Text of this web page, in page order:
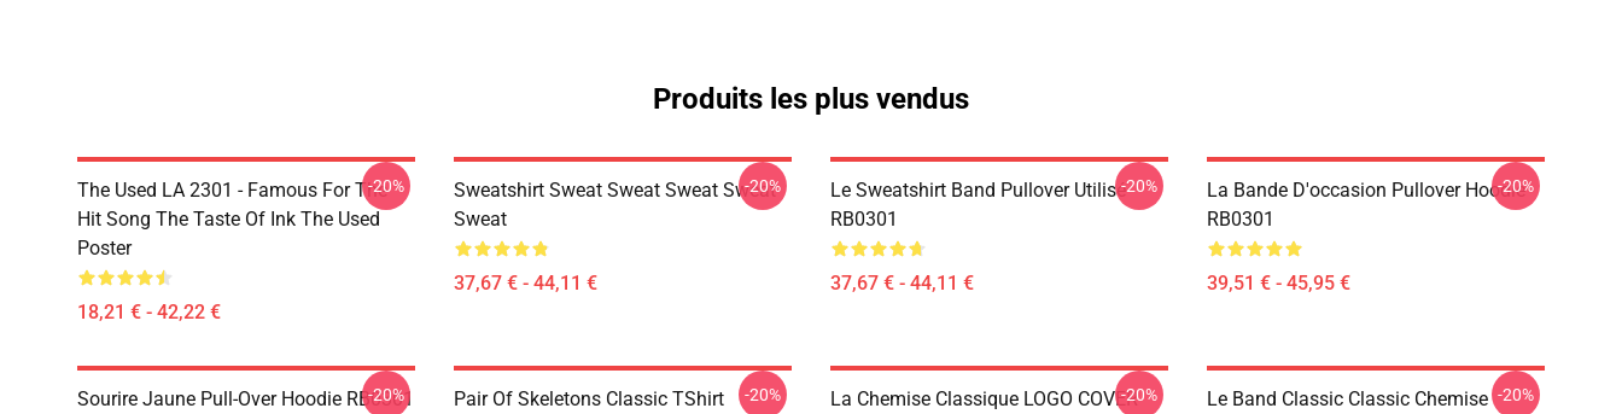
Produits les plus vendus
The Used LA 2301 - Famous For The
Hit Song The Taste Of Ink The Used
Poster
18,21 € - 42,22 €
-20%
Sweatshirt Sweat Sweat Sweat Sweat
Sweat
37,67 € - 44,11 €
-20%
Le Sweatshirt Band Pullover Utilisé
RB0301
37,67 € - 44,11 €
-20%
La Bande D'occasion Pullover Hoodie
RB0301
39,51 € - 45,95 €
-20%
Sourire Jaune Pull-Over Hoodie RB0301
-20%
Pair Of Skeletons Classic TShirt
-20%
La Chemise Classique LOGO COVER-20%
Le Band Classic Classic Chemise -20%